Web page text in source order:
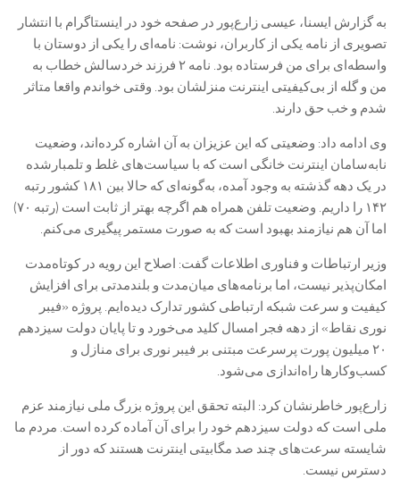
به گزارش ایسنا، عیسی زارع‌پور در صفحه خود در اینستاگرام با انتشار
تصویری از نامه یکی از کاربران، نوشت: نامه‌ای را یکی از دوستان با
واسطه‌ای برای من فرستاده بود. نامه ۲ فرزند خردسالش خطاب به
من و گله از بی‌کیفیتی اینترنت منزلشان بود. وقتی خواندم واقعا متاثر
شدم و خب حق دارند.
وی ادامه داد: وضعیتی که این عزیزان به آن اشاره کرده‌اند، وضعیت
نابه‌سامان اینترنت خانگی است که با سیاست‌های غلط و تلمبارشده
در یک دهه گذشته به وجود آمده، به‌گونه‌ای که حالا بین ۱۸۱ کشور رتبه
۱۴۲ را داریم. وضعیت تلفن همراه هم اگرچه بهتر از ثابت است (رتبه ۷۰)
اما آن هم نیازمند بهبود است که به صورت مستمر پیگیری می‌کنم.
وزیر ارتباطات و فناوری اطلاعات گفت: اصلاح این رویه در کوتاه‌مدت
امکان‌پذیر نیست، اما برنامه‌های میان‌مدت و بلندمدتی برای افزایش
کیفیت و سرعت شبکه ارتباطی کشور تدارک دیده‌ایم. پروژه «فیبر
نوری نقاط» از دهه فجر امسال کلید می‌خورد و تا پایان دولت سیزدهم
۲۰‌ میلیون پورت پرسرعت مبتنی بر فیبر نوری برای منازل و
کسب‌وکارها راه‌اندازی می‌شود.
زارع‌پور خاطرنشان کرد: البته تحقق این پروژه بزرگ ملی نیازمند عزم
ملی است که دولت سیزدهم خود را برای آن آماده کرده است. مردم ما
شایسته سرعت‌های چند صد مگابیتی اینترنت هستند که دور از
دسترس نیست.